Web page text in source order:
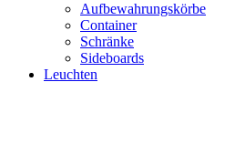
Aufbewahrungskörbe
Container
Schränke
Sideboards
Leuchten